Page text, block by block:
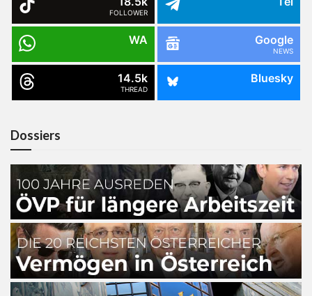
FOLLOWER
WA Google
NEWS
14.5k
THREAD
Bluesky
Dossiers